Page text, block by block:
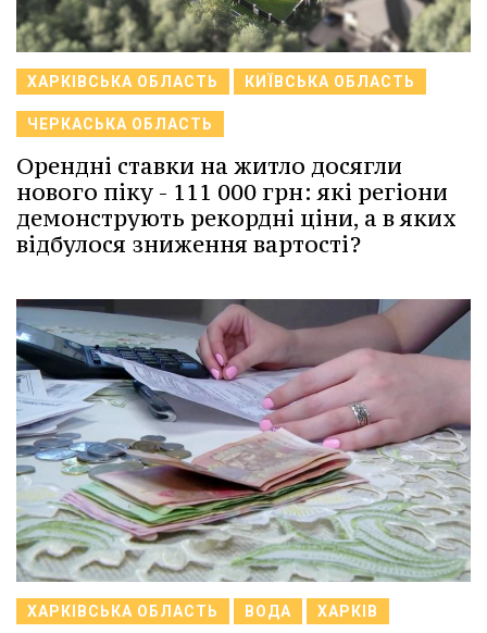
ХАРКІВСЬКА ОБЛАСТЬ КИЇВСЬКА ОБЛАСТЬ
ЧЕРКАСЬКА ОБЛАСТЬ
Орендні ставки на житло досягли
нового піку - 111 000 грн: які регіони
демонструють рекордні ціни, а в яких
відбулося зниження вартості?
ХАРКІВСЬКА ОБЛАСТЬ ВОДА ХАРКІВ